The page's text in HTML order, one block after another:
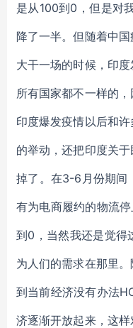
是从100到0，但是对
降了一半。但随着中
大干一场的时候，印
所有国家都不一样的
印度爆发疫情以后和
的举动，还把印度关
掉了。在3-6月份期间
有为电商履约的物流
到0，当然我还是觉得
为人们的需求在那里
到当前经济没有办法
济逐渐开放起来，这